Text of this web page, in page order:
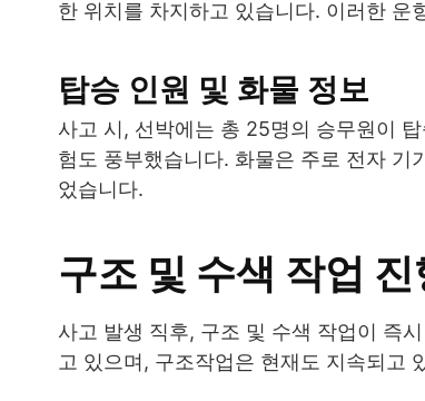
한 위치를 차지하고 있습니다. 이러한 운
탑승 인원 및 화물 정보
사고 시, 선박에는 총 25명의 승무원이
험도 풍부했습니다. 화물은 주로 전자 기
었습니다.
구조 및 수색 작업
사고 발생 직후, 구조 및 수색 작업이 즉
고 있으며, 구조작업은 현재도 지속되고